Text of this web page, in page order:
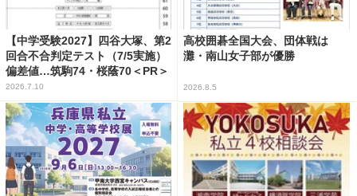
【中学受験2027】四谷大塚、第2
回合不合判定テスト（7/5実施）
偏差値…筑駒74・桜蔭70＜PR＞
2026.7.10
高校囲碁全国大会、団体戦は
灘・南山女子部が優勝
2026.8.5